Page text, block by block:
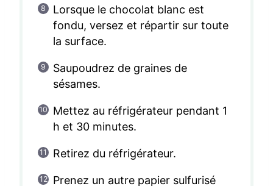
Lorsque le chocolat blanc est
fondu, versez et répartir sur toute
la surface.
Saupoudrez de graines de
sésames.
Mettez au réfrigérateur pendant 1
h et 30 minutes.
Retirez du réfrigérateur.
Prenez un autre papier sulfurisé